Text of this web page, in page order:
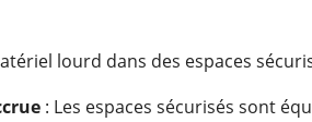
lourd dans des espaces
: Les espaces sécurisés sont